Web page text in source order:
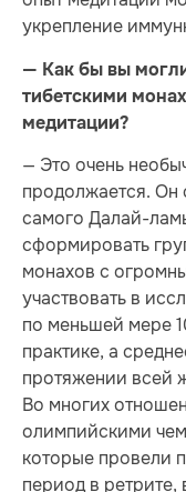
укрепление
— Как бы вы
тибетскими
медитации?
— Это очень
продолжается. Он
самого Далай-
сформировать
монахов с
участвовать в
по меньшей мере
практике, а
протяжении всей
Во многих
олимпийскими
которые провели
период в ретрите,